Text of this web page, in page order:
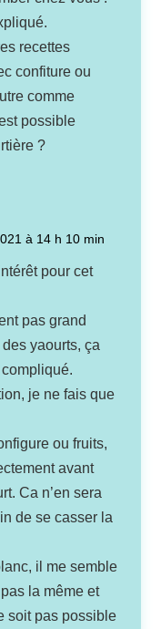
recettes
confiture ou
comme
possible
?
à 14 h 10 min
pour cet
pas grand
yaourts, ça
je ne fais que
ou fruits,
avant
Ca n’en sera
de se casser la
il me semble
la même et
soit pas possible